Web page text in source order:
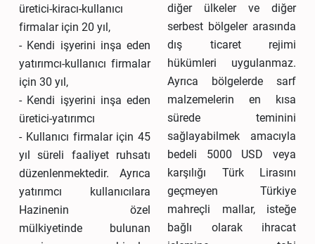
üretici-kiracı-kullanıcı
firmalar için 20 yıl,
- Kendi işyerini inşa eden
yatırımcı-kullanıcı firmalar
için 30 yıl,
- Kendi işyerini inşa eden
üretici-yatırımcı
- Kullanıcı firmalar için 45
yıl süreli faaliyet ruhsatı
düzenlenmektedir. Ayrıca
yatırımcı kullanıcılara
Hazinenin özel
mülkiyetinde bulunan
diğer ülkeler ve diğer
serbest bölgeler arasında
dış ticaret rejimi
hükümleri uygulanmaz.
Ayrıca bölgelerde sarf
malzemelerin en kısa
sürede teminini
sağlayabilmek amacıyla
bedeli 5000 USD veya
karşılığı Türk Lirasını
geçmeyen Türkiye
mahreçli mallar, isteğe
bağlı olarak ihracat